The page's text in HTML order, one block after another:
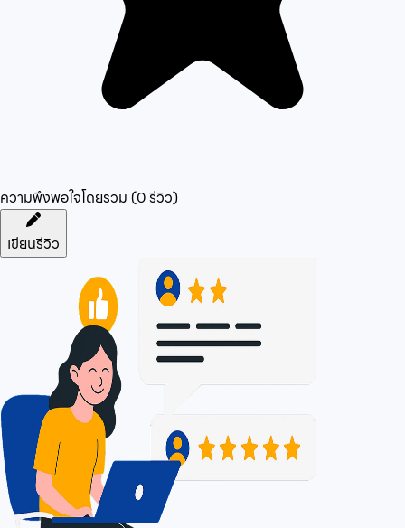
ความพึงพอใจโดยรวม (0รีวิว)
เขียนรีวิว